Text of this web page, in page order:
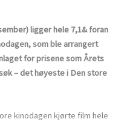
ligger hele 7,1& foran
som ble arrangert
for prisene som Årets
– det høyeste i Den store
kinodagen kjørte film hele